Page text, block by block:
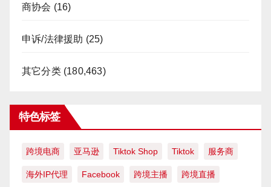
商协会 (16)
申诉/法律援助 (25)
其它分类(180,463)
特色标签
跨境电商 亚马逊 Tiktok Shop Tiktok 服务商
海外IP代理 Facebook 跨境主播 跨境直播